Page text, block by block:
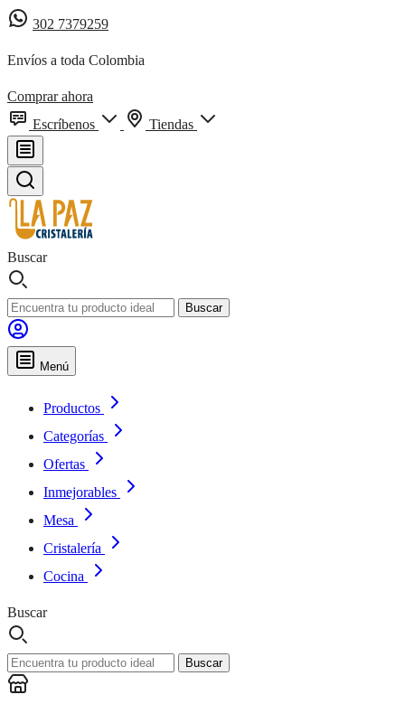
302 7379259
Envíos a toda Colombia
Comprar ahora
Escríbenos
Tiendas
Buscar
Buscar
Menú
Productos
Categorías
Ofertas
Inmejorables
Mesa
Cristalería
Cocina
Buscar
Buscar